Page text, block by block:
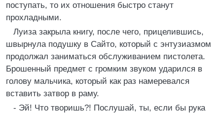
поступать, то их отношения быстро станут
прохладными.
Луиза закрыла книгу, после чего, прицелившись,
швырнула подушку в Сайто, который с энтузиазмом
продолжал заниматься обслуживанием пистолета.
Брошенный предмет с громким звуком ударился в
голову мальчика, который как раз намеревался
вставить затвор в раму.
- Эй! Что творишь?! Послушай, ты, если бы рука